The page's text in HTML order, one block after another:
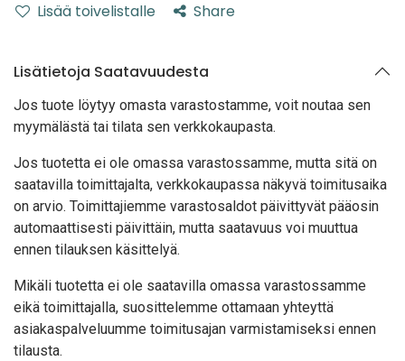
Lisää toivelistalle Share
Lisätietoja Saatavuudesta
Jos tuote löytyy omasta varastostamme, voit noutaa sen
myymälästä tai tilata sen verkkokaupasta.
Jos tuotetta ei ole omassa varastossamme, mutta sitä on
saatavilla toimittajalta, verkkokaupassa näkyvä toimitusaika
on arvio. Toimittajiemme varastosaldot päivittyvät pääosin
automaattisesti päivittäin, mutta saatavuus voi muuttua
ennen tilauksen käsittelyä.
Mikäli tuotetta ei ole saatavilla omassa varastossamme
eikä toimittajalla, suosittelemme ottamaan yhteyttä
asiakaspalveluumme toimitusajan varmistamiseksi ennen
tilausta.